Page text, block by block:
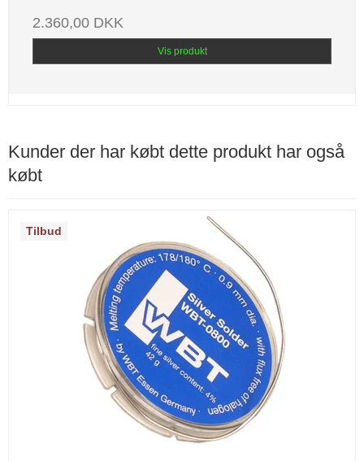
2.360,00 DKK
Vis produkt
Kunder der har købt dette produkt har også
købt
Tilbud